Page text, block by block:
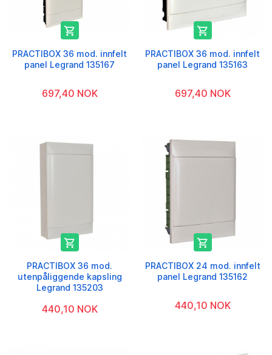

PRACTIBOX 36 mod. innfelt
panel Legrand 135167
697,40 NOK

PRACTIBOX 36 mod. innfelt
panel Legrand 135163
697,40 NOK

PRACTIBOX 36 mod.
utenpåliggende kapsling
Legrand 135203
440,10 NOK

PRACTIBOX 24 mod. innfelt
panel Legrand 135162
440,10 NOK